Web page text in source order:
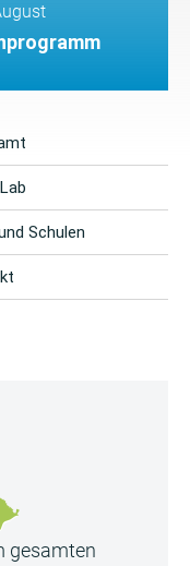
Schulen
gesamten